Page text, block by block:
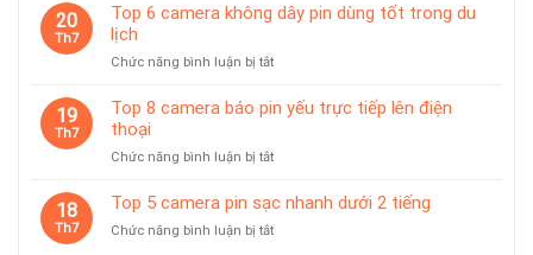
Đà
Chọn
Hiệu
camera
chế
tiết
20
Th7
Top 6 camera không dây pin dùng tốt trong du
lịch
Chức năng bình luận bị tắtở
6
camera
dây
dùng
19
Th7
Top 8 camera báo pin yếu trực tiếp lên điện
thoại
Chức năng bình luận bị tắtở
8
báo
18
Th7
Top 5 camera pin sạc nhanh dưới 2 tiếng
Chức năng bình luận bị tắtở